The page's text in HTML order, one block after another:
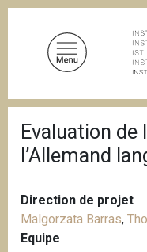
i
l
d
r
i
a
n
Evaluation de
l’Allemand
Direction de projet
Malgorzata Barras,
Equipe